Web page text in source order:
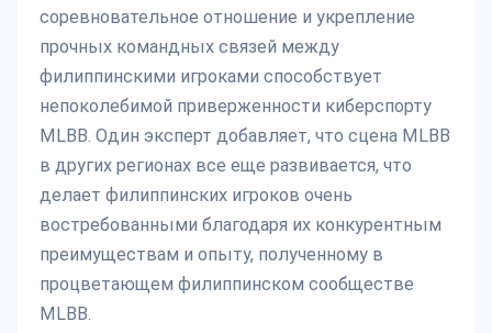
соревновательное отношение и укрепление
прочных командных связей между
филиппинскими игроками способствует
непоколебимой приверженности киберспорту
MLBB. Один эксперт добавляет, что сцена MLBB
в других регионах все еще развивается, что
делает филиппинских игроков очень
востребованными благодаря их конкурентным
преимуществам и опыту, полученному в
процветающем филиппинском сообществе
MLBB.